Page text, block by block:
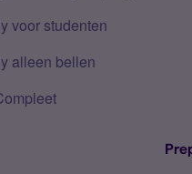
voor studenten
alleen bellen